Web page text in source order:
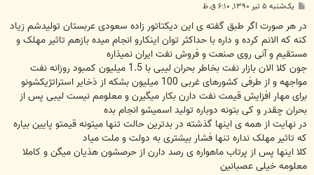
ت
یک‌شنبه ۵ تیر ۱۳۹۰, ۶:۱۰ ق.ظ
در هر صورت اگر طبق گفته ی این دیکتاتور زاده سعودی عربستان تولیدشم زیاد
کنه که الانم کرده و داره با حداکثر توان اینکارو انجام میده بازهم تاثیر مهلک و
مستقیم و آنی روی صنعت و فروش نفت ایران نمیذاره
جون کلا الان بازار نفت بخاطر بحران لیبی با 1.5 میلیون کمبود روزانه نفت
مواجهه و از طرفی کشورهای غربی 100 میلیون بشکه از ذخایر استراتژیکشونو
برای مهار افزایش قیمت نفت دارن بکار میگیرن و معلومم نیست لیبی پس از
بحران چقدر و کی بتونه دوباره تولید اسمیشو انجام بده
در نهایت از همه ی اینها گذشته در بدترین حالت تنها میتونه قیمتو پایین بیاره
که تاثیر مهلک نداره تنها فشار بیشتری به دولت و ملت میاد
کلا اینها پس از پرتاب ماهواره ی رصد دارن از حرصشون هذیان میگن و کاملا
معلومه خیلی عصبانین